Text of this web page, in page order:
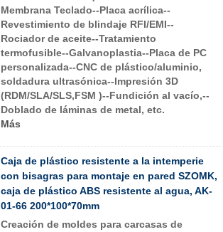
Membrana Teclado--Placa acrílica--
Revestimiento de blindaje RFI/EMI--
Rociador de aceite--Tratamiento
termofusible--Galvanoplastia--Placa de PC
personalizada--CNC de plástico/aluminio,
soldadura ultrasónica--Impresión 3D
(RDM/SLA/SLS,FSM )--Fundición al vacío,--
Doblado de láminas de metal, etc.
Más
Caja de plástico resistente a la intemperie
con bisagras para montaje en pared SZOMK,
caja de plástico ABS resistente al agua, AK-
01-66 200*100*70mm
Creación de moldes para carcasas de